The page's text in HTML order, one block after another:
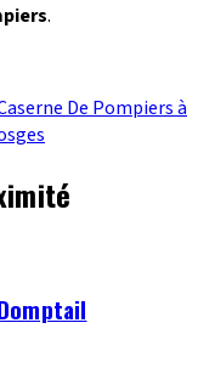
.
De Pompiers à